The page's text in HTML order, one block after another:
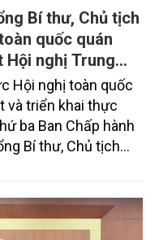
Bí thư, Chủ tịch
quốc quán
nghị Trung
Hội nghị toàn quốc
và triển khai thực
ba Ban Chấp hành
Bí thư, Chủ tịch
Môi trường trân trọng
của đồng chí Tổng